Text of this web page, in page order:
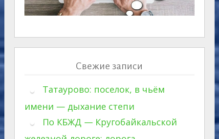
Свежие записи
Татаурово: поселок, в чьём
имени — дыхание степи
По КБЖД — Кругобайкальской